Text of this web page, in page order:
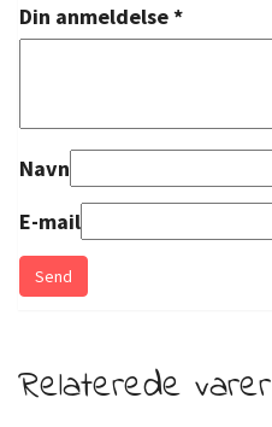
Din anmeldelse*
Navn
E-mail
Relaterede varer